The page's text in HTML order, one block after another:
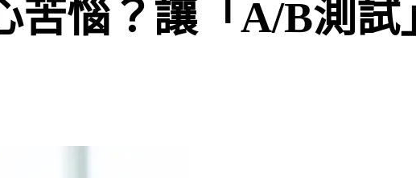
苦惱？讓「A/B測試